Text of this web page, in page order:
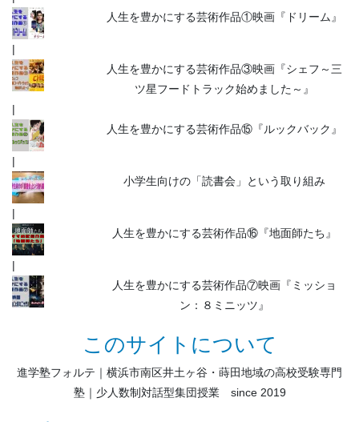
人生を豊かにする芸術作品①映画『ドリーム』
人生を豊かにする芸術作品③映画『シェフ～三
ツ星フードトラック始めました～』
人生を豊かにする芸術作品⑮『ルックバック』
小学生向けの「読書会」という取り組み
人生を豊かにする芸術作品⑯『地面師たち』
人生を豊かにする芸術作品⑦映画『ミッショ
ン：８ミニッツ』
このサイトについて
進学塾フォルテ｜横浜市南区井土ヶ谷・蒔田地域の高校受験専門
塾｜少人数制対話型集団授業 since 2019